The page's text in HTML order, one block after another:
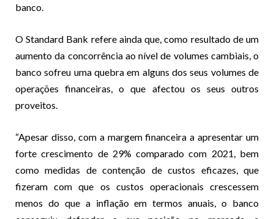
banco.
O Standard Bank refere ainda que, como resultado de um
aumento da concorrência ao nível de volumes cambiais, o
banco sofreu uma quebra em alguns dos seus volumes de
operações financeiras, o que afectou os seus outros
proveitos.
“Apesar disso, com a margem financeira a apresentar um
forte crescimento de 29% comparado com 2021, bem
como medidas de contenção de custos eficazes, que
fizeram com que os custos operacionais crescessem
menos do que a inflação em termos anuais, o banco